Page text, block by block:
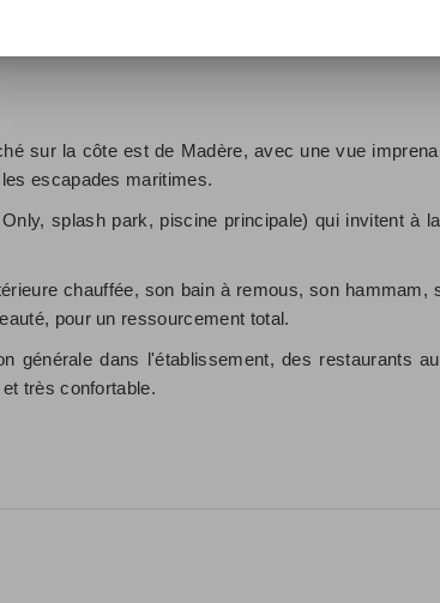
sur la côte est de Madère, avec une vue
escapades maritimes.
splash park, piscine principale) qui invitent à
chauffée, son bain à remous, son hammam,
pour un ressourcement total.
générale dans l'établissement, des restaurants
très confortable.